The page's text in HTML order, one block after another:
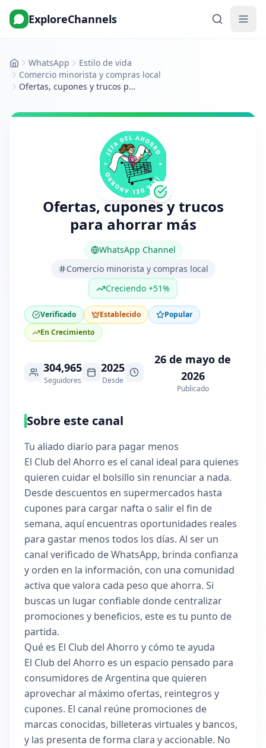
ExploreChannels
InicioWhatsApp
Estilo de vida
Comercio minorista y compras local
Ofertas, cupones y trucos para ahorrar más
Ofertas, cupones y trucos
para ahorrar más
WhatsApp Channel
Comercio minorista y compras local
Creciendo +51%
Verificado Establecido
Popular
En Crecimiento
304,965
Seguidores
2025
Desde
26 de mayo de
2026
Publicado
Sobre este canal
Tu aliado diario para pagar menos
El Club del Ahorro es el canal ideal para quienes
quieren cuidar el bolsillo sin renunciar a nada.
Desde descuentos en supermercados hasta
cupones para cargar nafta o salir el fin de
semana, aquí encuentras oportunidades reales
para gastar menos todos los días. Al ser un
canal verificado de WhatsApp, brinda confianza
y orden en la información, con una comunidad
activa que valora cada peso que ahorra. Si
buscas un lugar confiable donde centralizar
promociones y beneficios, este es tu punto de
partida.
Qué es El Club del Ahorro y cómo te ayuda
El Club del Ahorro es un espacio pensado para
consumidores de Argentina que quieren
aprovechar al máximo ofertas, reintegros y
cupones. El canal reúne promociones de
marcas conocidas, billeteras virtuales y bancos,
y las presenta de forma clara y accionable. No